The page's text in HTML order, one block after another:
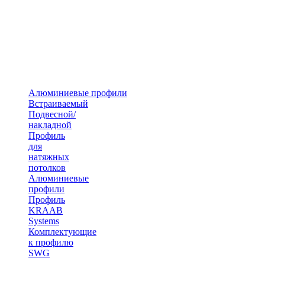
Алюминиевые профили
Встраиваемый
Подвесной/
накладной
Профиль
для
натяжных
потолков
Алюминиевые
профили
Профиль
KRAAB
Systems
Комплектующие
к профилю
SWG